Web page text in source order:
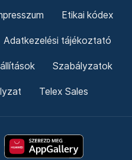
Etikai kódex
Adatkezelési tájékoztató
Szabályzatok
Telex Sales